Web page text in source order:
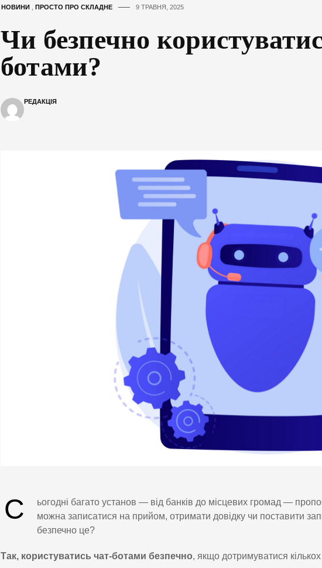
НОВИНИ, ПРОСТО ПРО СКЛАДНЕ 9 ТРАВНЯ, 2025
Чи безпечно
ботами?
РЕДАКЦІЯ
С
ьогодні багато установ — від банків до місцевих громад —
можна записатися на прийом, отримати довідку чи поставити
безпечно це?
Так, користуватись чат-ботами безпечно, якщо дотримуватися